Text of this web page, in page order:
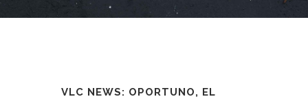
VLC NEWS: OPORTUNO, EL